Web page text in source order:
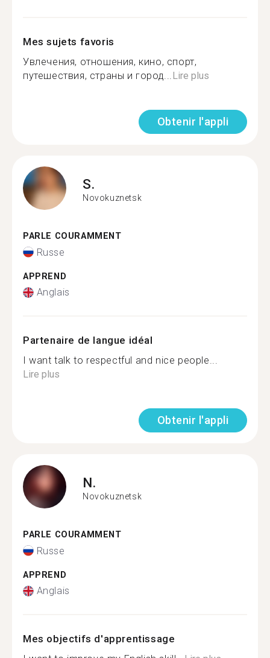
Mes sujets favoris
Увлечения, отношения, кино, спорт,
путешествия, страны и город...Lire plus
Obtenir l'appli
S.
Novokuznetsk
PARLE COURAMMENT
Russe
APPREND
Anglais
Partenaire de langue idéal
I want talk to respectful and nice people...
Lire plus
Obtenir l'appli
N.
Novokuznetsk
PARLE COURAMMENT
Russe
APPREND
Anglais
Mes objectifs d'apprentissage